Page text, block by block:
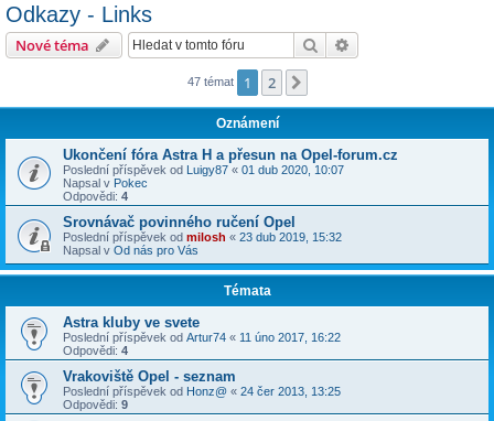
Odkazy - Links
Nové téma Hledat
47 témat 1 2
Oznámení
Ukončení fóra Astra H a přesun na Opel-forum.cz
Poslední příspěvek od Luigy87 « 01 dub 2020, 10:07
Napsal v Pokec
Odpovědi: 4
Srovnávač povinného ručení Opel
Poslední příspěvek od milosh « 23 dub 2019, 15:32
Napsal v Od nás pro Vás
Témata
Astra kluby ve svete
Poslední příspěvek od Artur74 « 11 úno 2017, 16:22
Odpovědi: 4
Vrakoviště Opel - seznam
Poslední příspěvek od Honz@ « 24 čer 2013, 13:25
Odpovědi: 9